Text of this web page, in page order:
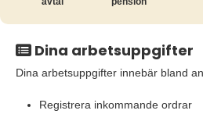
Dina arbetsuppgifter
Dina arbetsuppgifter innebär bland
Registrera inkommande ordrar